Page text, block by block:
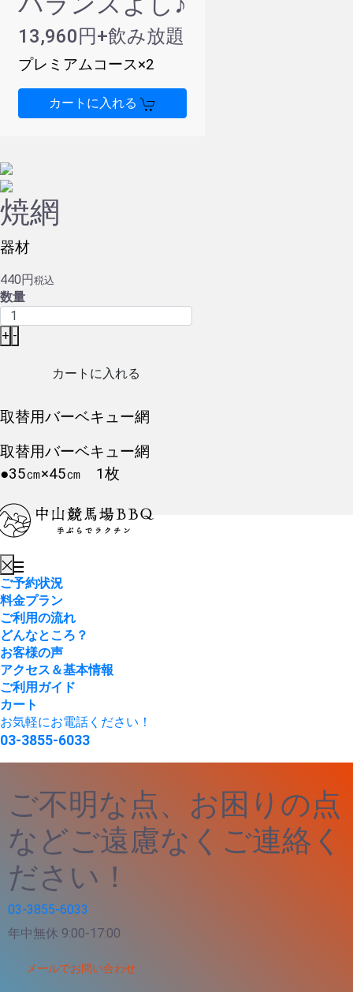
13,960 円+飲み放題
プレミアムコース×2
カートに入れる
焼網
器材
440円税込
数量
+ -
カートに入れる
取替用バーベキュー網
取替用バーベキュー網
●35㎝×45㎝ 1枚
ご予約状況
料金プラン
ご利用の流れ
どんなところ？
お客様の声
アクセス＆基本情報
ご利用ガイド
カート
お気軽にお電話ください！
03-3855-6033
ご不明な点、お困りの点
などご遠慮なくご連絡く
ださい！
03-3855-6033
年中無休 9:00-17:00
メールでお問い合わせ